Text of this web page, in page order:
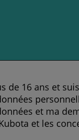
de 16 ans et
et ma
et les